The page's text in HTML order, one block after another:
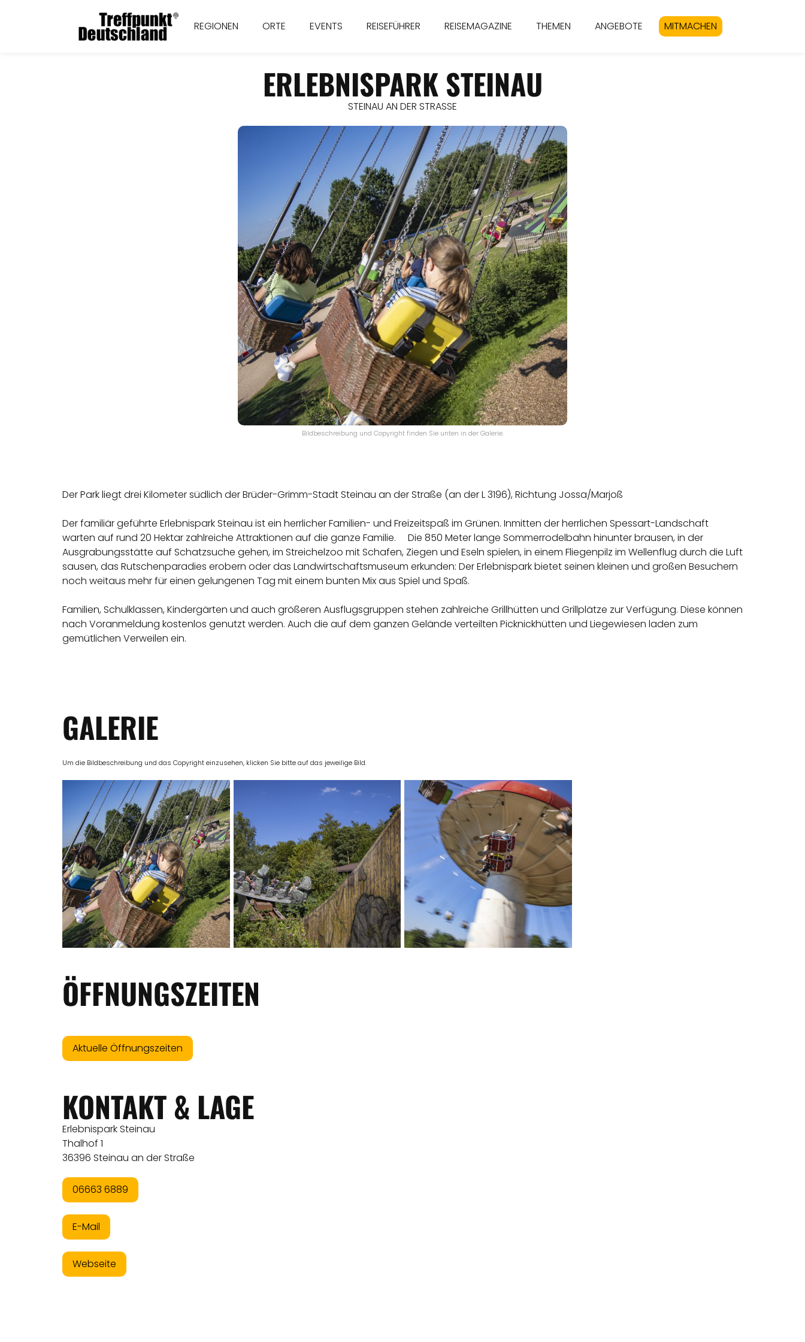
REGIONEN ORTE EVENTS REISEFÜHRER REISEMAGAZINE THEMEN ANGEBOTE MITMACHEN
ERLEBNISPARK STEINAU
STEINAU AN DER STRASSE
Bildbeschreibung und Copyright finden Sie unten in der Galerie.
Der Park liegt drei Kilometer südlich der Brüder-Grimm-Stadt Steinau an der Straße (an der L 3196), Richtung Jossa/Marjoß
Der familiär geführte Erlebnispark Steinau ist ein herrlicher Familien- und Freizeitspaß im Grünen. Inmitten der herrlichen Spessart-Landschaft
warten auf rund 20 Hektar zahlreiche Attraktionen auf die ganze Familie. Die 850 Meter lange Sommerrodelbahn hinunter brausen, in der
Ausgrabungsstätte auf Schatzsuche gehen, im Streichelzoo mit Schafen, Ziegen und Eseln spielen, in einem Fliegenpilz im Wellenflug durch die Luft
sausen, das Rutschenparadies erobern oder das Landwirtschaftsmuseum erkunden: Der Erlebnispark bietet seinen kleinen und großen Besuchern
noch weitaus mehr für einen gelungenen Tag mit einem bunten Mix aus Spiel und Spaß.
Familien, Schulklassen, Kindergärten und auch größeren Ausflugsgruppen stehen zahlreiche Grillhütten und Grillplätze zur Verfügung. Diese können
nach Voranmeldung kostenlos genutzt werden. Auch die auf dem ganzen Gelände verteilten Picknickhütten und Liegewiesen laden zum
gemütlichen Verweilen ein.
GALERIE
Um die Bildbeschreibung und das Copyright einzusehen, klicken Sie bitte auf das jeweilige Bild.
ÖFFNUNGSZEITEN
Aktuelle Öffnungszeiten
KONTAKT & LAGE
Erlebnispark Steinau
Thalhof 1
36396 Steinau an der Straße
06663 6889
E-Mail
Webseite